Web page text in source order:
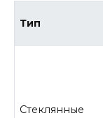
Тип
Стеклянные